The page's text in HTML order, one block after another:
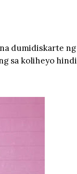
dumidiskarte ng
sa koliheyo hindi